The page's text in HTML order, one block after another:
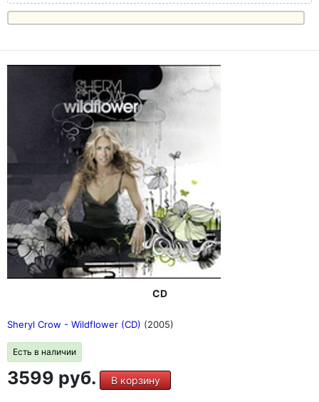
CD
Sheryl Crow - Wildflower (CD) (2005)
Есть в наличии
3599 руб. В корзину